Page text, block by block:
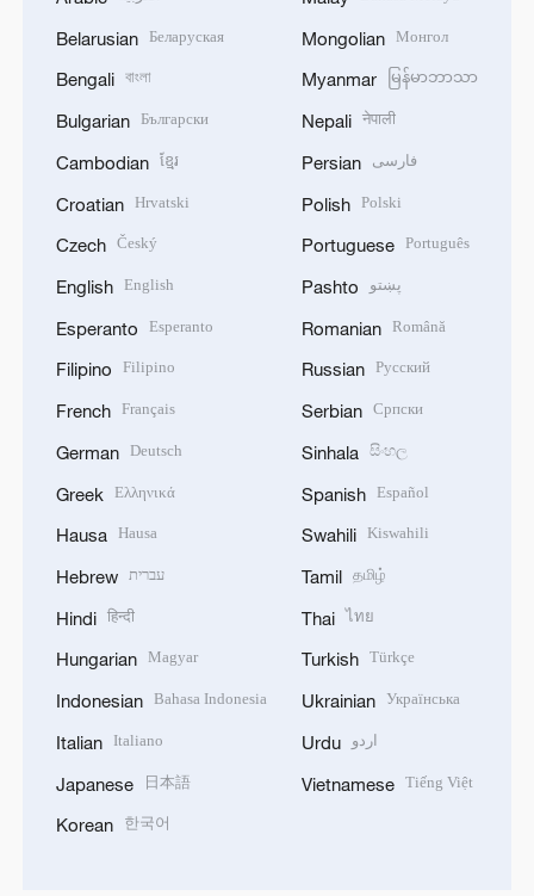
Belarusian Беларуская
Bengali বাংলা
Bulgarian Български
Cambodian ខ្មែរ
Croatian Hrvatski
Czech Český
English English
Esperanto Esperanto
Filipino Filipino
French Français
German Deutsch
Greek Ελληνικά
Hausa Hausa
Hebrew עברית
Hindi हिन्दी
Hungarian Magyar
Indonesian Bahasa Indonesia
Italian Italiano
Japanese 日本語
Korean 한국어
Mongolian Монгол
Myanmar မြန်မာဘာသာ
Nepali नेपाली
Persian فارسی
Polish Polski
Portuguese Português
Pashto پښتو
Romanian Română
Russian Русский
Serbian Српски
Sinhala සිංහල
Spanish Español
Swahili Kiswahili
Tamil தமிழ்
Thai ไทย
Turkish Türkçe
Ukrainian Українська
Urdu اردو
Vietnamese Tiếng Việt